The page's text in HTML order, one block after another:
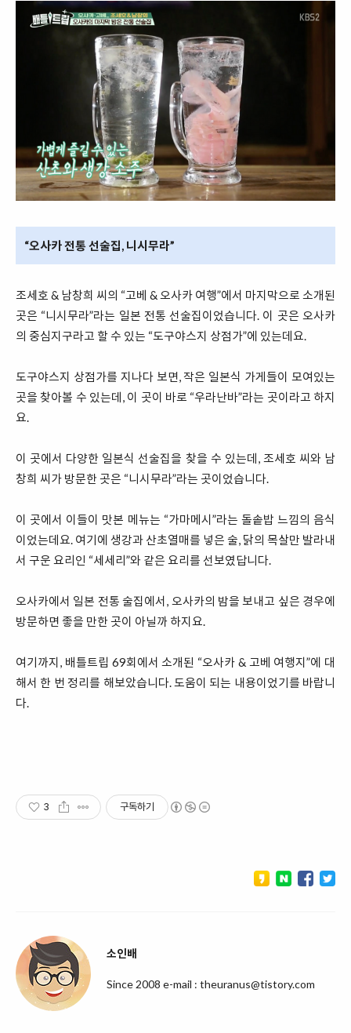
“오사카 전통 선술집, 니시무라”
조세호 & 남창희 씨의 “고베 & 오사카 여행”에서 마지막으로 소개된
곳은 “니시무라”라는 일본 전통 선술집이었습니다. 이 곳은 오사카
의 중심지구라고 할 수 있는 “도구야스지 상점가”에 있는데요.
도구야스지 상점가를 지나다 보면, 작은 일본식 가게들이 모여있는
곳을 찾아볼 수 있는데, 이 곳이 바로 “우라난바”라는 곳이라고 하지
요.
이 곳에서 다양한 일본식 선술집을 찾을 수 있는데, 조세호 씨와 남
창희 씨가 방문한 곳은 “니시무라”라는 곳이었습니다.
이 곳에서 이들이 맛본 메뉴는 “가마메시”라는 돌솥밥 느낌의 음식
이었는데요. 여기에 생강과 산초열매를 넣은 술, 닭의 목살만 발라내
서 구운 요리인 “세세리”와 같은 요리를 선보였답니다.
오사카에서 일본 전통 술집에서, 오사카의 밤을 보내고 싶은 경우에
방문하면 좋을 만한 곳이 아닐까 하지요.
여기까지, 배틀트립 69회에서 소개된 “오사카 & 고베 여행지”에 대
해서 한 번 정리를 해보았습니다. 도움이 되는 내용이었기를 바랍니
다.
3 구독하기
소인배
Since 2008 e-mail : theuranus@tistory.com